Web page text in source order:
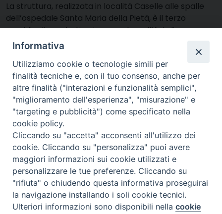
La struttura, realizzata in località Caselle alle spalle
dell’ospedale Santa Maria della Pietà, è il terzo
presidio di questo tipo inaugurato nell’Ast di
Macerata. Investimento da oltre 2 milioni di euro con
fondi PNRR. Già attivi alcuni ambulatori specialistici e il
Punto Unico di Accesso. Camerino rafforza la propria
rete di assistenza sanitaria territoriale con […]
10 Luglio 2026
Radio Nuova Macerata premiata
a Roma per i suoi 50 anni di
attività – VIDEO
Riconoscimento di Aeranti-Corallo
durante il RadioTv Forum 2026.
L'emittente è l'unica radio che
Preferenze Cookie
Informativa
Utilizziamo cookie o tecnologie simili per
finalità tecniche e, con il tuo consenso, anche per
altre finalità ("interazioni e funzionalità semplici",
"miglioramento dell'esperienza", "misurazione" e
"targeting e pubblicità") come specificato nella
cookie policy.
Cliccando su "accetta" acconsenti all'utilizzo dei
cookie. Cliccando su "personalizza" puoi avere
maggiori informazioni sui cookie utilizzati e
personalizzare le tue preferenze. Cliccando su
"rifiuta" o chiudendo questa informativa proseguirai
la navigazione installando i soli cookie tecnici.
Ulteriori informazioni sono disponibili nellacookie